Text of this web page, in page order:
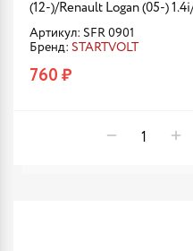
(12-)/Renault Logan (05-)
Артикул: SFR 0901
Бренд: STARTVOLT
760 ₽